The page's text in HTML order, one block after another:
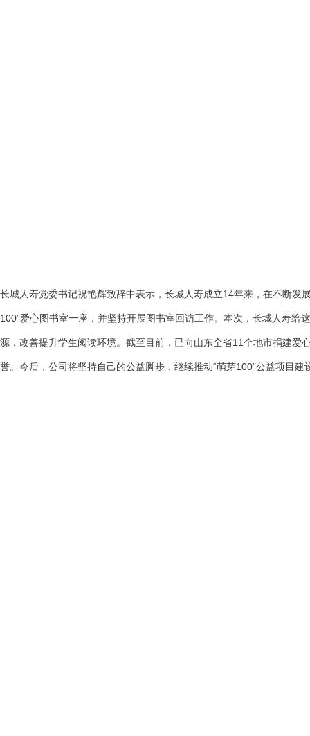
长城人寿党委书记祝艳辉致辞中表示，长城人寿成立14年来，在不断
100”爱心图书室一座，并坚持开展图书室回访工作。本次，长城人寿
源，改善提升学生阅读环境。截至目前，已向山东全省11个地市捐建
誉。今后，公司将坚持自己的公益脚步，继续推动“萌芽100”公益项目